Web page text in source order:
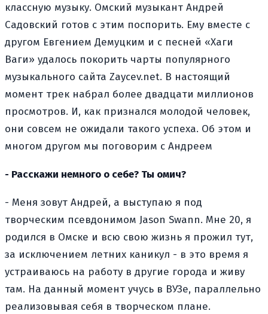
классную музыку. Омский музыкант Андрей
Садовский готов с этим поспорить. Ему вместе с
другом Евгением Демуцким и с песней «Хаги
Ваги» удалось покорить чарты популярного
музыкального сайта Zaycev.net. В настоящий
момент трек набрал более двадцати миллионов
просмотров. И, как признался молодой человек,
они совсем не ожидали такого успеха. Об этом и
многом другом мы поговорим с Андреем
- Расскажи немного о себе? Ты омич?
- Меня зовут Андрей, а выступаю я под
творческим псевдонимом Jason Swann. Мне 20, я
родился в Омске и всю свою жизнь я прожил тут,
за исключением летних каникул - в это время я
устраиваюсь на работу в другие города и живу
там. На данный момент учусь в ВУЗе, параллельно
реализовывая себя в творческом плане.